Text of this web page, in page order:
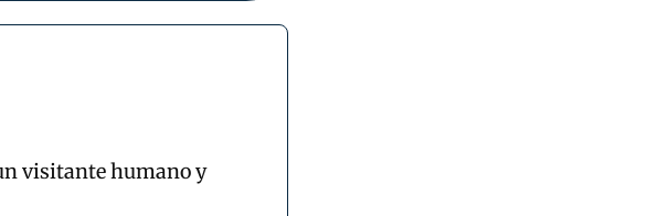
visitante humano y